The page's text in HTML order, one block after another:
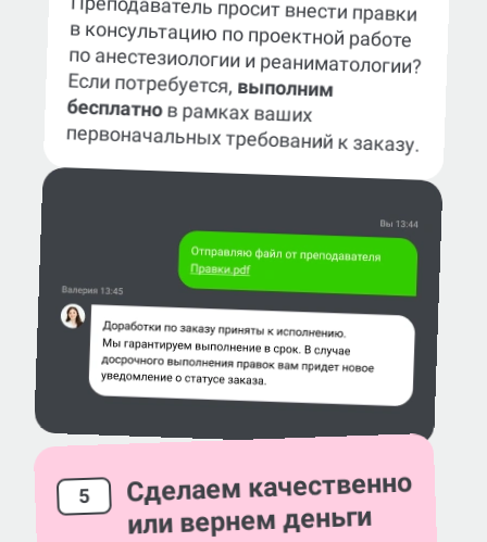
Преподаватель просит внести правки
в консультацию по проектной работе
по анестезиологии и реаниматологии?
Если потребуется, выполним
бесплатнов рамках ваших
первоначальных требований к заказу.
5 Сделаем качественно
или вернем деньги